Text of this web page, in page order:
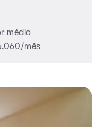
médio
mês